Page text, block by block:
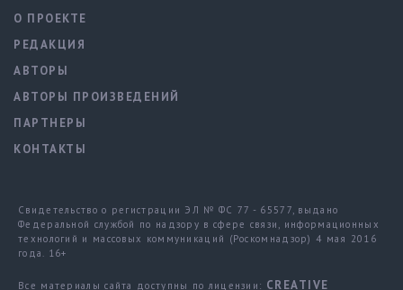
О ПРОЕКТЕ
РЕДАКЦИЯ
АВТОРЫ
АВТОРЫ ПРОИЗВЕДЕНИЙ
ПАРТНЕРЫ
КОНТАКТЫ
Свидетельство о регистрации ЭЛ № ФС 77 - 65577, выдано
Федеральной службой по надзору в сфере связи, информационных
технологий и массовых коммуникаций (Роскомнадзор) 4 мая 2016
года. 16+
Все материалы сайта доступны по лицензии: CREATIVE